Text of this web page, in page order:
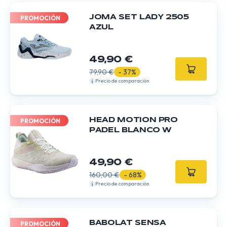
PROMOCIÓN
JOMA SET LADY 2505
AZUL
49,90 €
79,90 € - 37%
Precio de comparación
PROMOCIÓN
HEAD MOTION PRO
PADEL BLANCO W
49,90 €
160,00 € - 68%
Precio de comparación
PROMOCIÓN BABOLAT SENSA